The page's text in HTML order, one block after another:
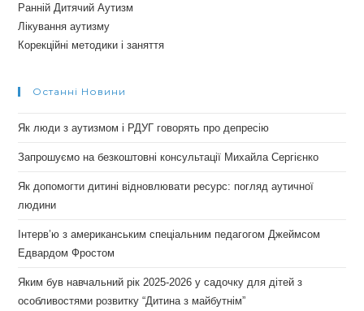
Ранній Дитячий Аутизм
Лікування аутизму
Корекційні методики і заняття
Останні Новини
Як люди з аутизмом і РДУГ говорять про депресію
Запрошуємо на безкоштовні консультації Михайла Сергієнко
Як допомогти дитині відновлювати ресурс: погляд аутичної
людини
Інтерв’ю з американським спеціальним педагогом Джеймсом
Едвардом Фростом
Яким був навчальний рік 2025-2026 у садочку для дітей з
особливостями розвитку “Дитина з майбутнім”